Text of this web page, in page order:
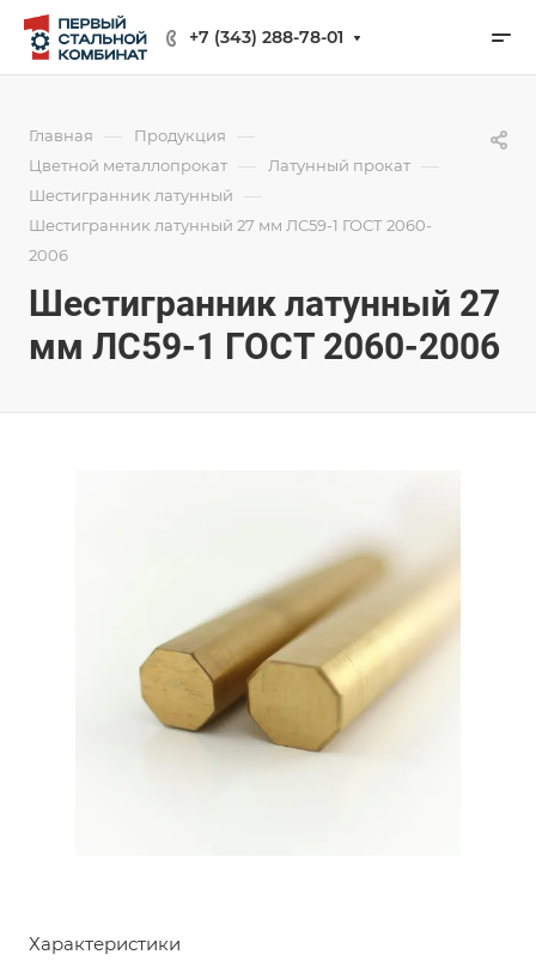
+7 (343) 288-78-01
Главная — Продукция —
Цветной металлопрокат — Латунный прокат —
Шестигранник латунный —
Шестигранник латунный 27 мм ЛС59-1 ГОСТ 2060-
2006
Шестигранник латунный 27
мм ЛС59-1 ГОСТ 2060-2006
Характеристики